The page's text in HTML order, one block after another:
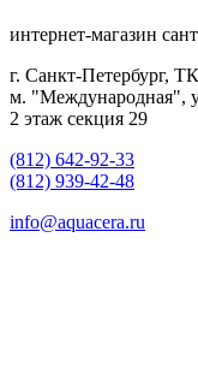
интернет-магазин
г. Санкт-Петербург,
м. "Международная",
2 этаж секция 29
(812) 642-92-33
(812) 939-42-48
info@aquacera.ru